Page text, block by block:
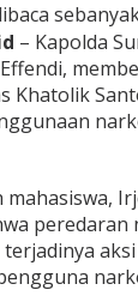
– Kapolda
Khatolik
peredaran